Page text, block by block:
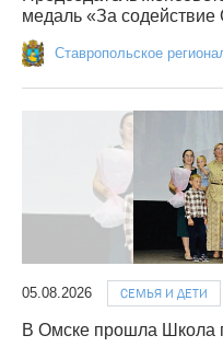
медаль «За
Ставропольское
05.08.2026 СЕМЬЯ И ДЕТИ
В Омске прошла Школа